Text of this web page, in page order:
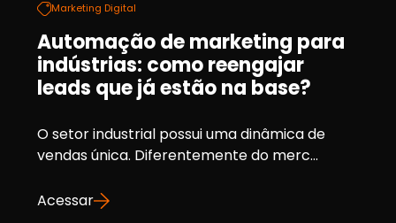
Marketing Digital
Automação de marketing para
indústrias: como reengajar
leads que já estão na base?
O setor industrial possui uma dinâmica de
vendas única. Diferentemente do merc...
Acessar